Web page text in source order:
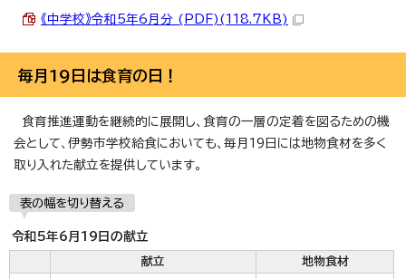
《中学校》令和5年6月分 (PDF)(118.7KB)
毎月19日は食育の日！
食育推進運動を継続的に展開し、食育の一層の定着を図るための機
会として、伊勢市学校給食においても、毎月19日には地物食材を多く
取り入れた献立を提供しています。
表の幅を切り替える
令和5年6月19日の献立
献立 地物食材